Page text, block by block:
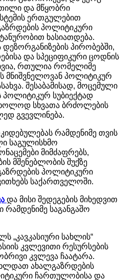
და მწყობრი
ერთგულებით
პოლიტიკური
ხასიათდება.
პირობებში,
და სპეციფიკური ცოდნის
რთულია რომელიმე
მნიშვნელოვან პოლიტიკურ
შესაბამისად, მოცემული
პოლიტიკურ სუბიექტად
სხვათა ბრძოლების
გვევლინება.
რამდენიმე თვის
საგულისხმო
მიმძაფრებს,
მშენებლობის შუქზე
პოლიტიკური
საქართველოში.
და მისი შედეგების მიხედვით
საგანგაშო
„კავკასიური სახლის“
კვლევითი რესურსების
კვლევა ჩაატარა.
ახალგაზრდების
ჩართულობისა და